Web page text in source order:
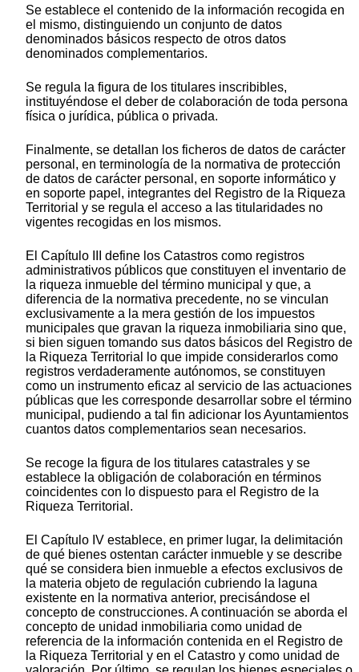
Se establece el contenido de la información recogida en
el mismo, distinguiendo un conjunto de datos
denominados básicos respecto de otros datos
denominados complementarios.
Se regula la figura de los titulares inscribibles,
instituyéndose el deber de colaboración de toda persona
física o jurídica, pública o privada.
Finalmente, se detallan los ficheros de datos de carácter
personal, en terminología de la normativa de protección
de datos de carácter personal, en soporte informático y
en soporte papel, integrantes del Registro de la Riqueza
Territorial y se regula el acceso a las titularidades no
vigentes recogidas en los mismos.
El Capítulo III define los Catastros como registros
administrativos públicos que constituyen el inventario de
la riqueza inmueble del término municipal y que, a
diferencia de la normativa precedente, no se vinculan
exclusivamente a la mera gestión de los impuestos
municipales que gravan la riqueza inmobiliaria sino que,
si bien siguen tomando sus datos básicos del Registro de
la Riqueza Territorial lo que impide considerarlos como
registros verdaderamente autónomos, se constituyen
como un instrumento eficaz al servicio de las actuaciones
públicas que les corresponde desarrollar sobre el término
municipal, pudiendo a tal fin adicionar los Ayuntamientos
cuantos datos complementarios sean necesarios.
Se recoge la figura de los titulares catastrales y se
establece la obligación de colaboración en términos
coincidentes con lo dispuesto para el Registro de la
Riqueza Territorial.
El Capítulo IV establece, en primer lugar, la delimitación
de qué bienes ostentan carácter inmueble y se describe
qué se considera bien inmueble a efectos exclusivos de
la materia objeto de regulación cubriendo la laguna
existente en la normativa anterior, precisándose el
concepto de construcciones. A continuación se aborda el
concepto de unidad inmobiliaria como unidad de
referencia de la información contenida en el Registro de
la Riqueza Territorial y en el Catastro y como unidad de